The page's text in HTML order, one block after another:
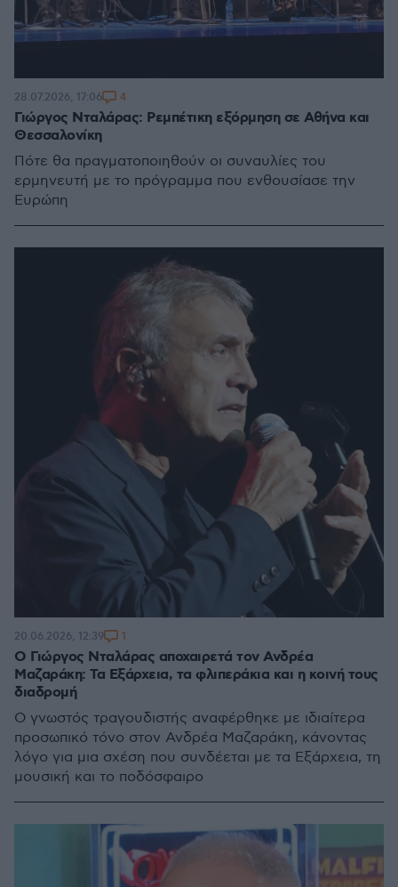
Γιώργος Νταλάρας: Ρεμπέτικη εξόρμηση σε Αθήνα και
Θεσσαλονίκη
Πότε θα πραγματοποιηθούν οι συναυλίες του
ερμηνευτή με το πρόγραμμα που ενθουσίασε την
Ευρώπη
28.07.2026, 17:06 4
Ο Γιώργος Νταλάρας αποχαιρετά τον Ανδρέα
Μαζαράκη: Τα Εξάρχεια, τα φλιπεράκια και η κοινή τους
διαδρομή
Ο γνωστός τραγουδιστής αναφέρθηκε με ιδιαίτερα
προσωπικό τόνο στον Ανδρέα Μαζαράκη, κάνοντας
λόγο για μια σχέση που συνδέεται με τα Εξάρχεια, τη
μουσική και το ποδόσφαιρο
20.06.2026, 12:39 1